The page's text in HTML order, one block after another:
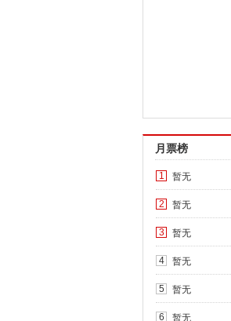
月票榜
1 暂无
2 暂无
3 暂无
4 暂无
5 暂无
6 暂无